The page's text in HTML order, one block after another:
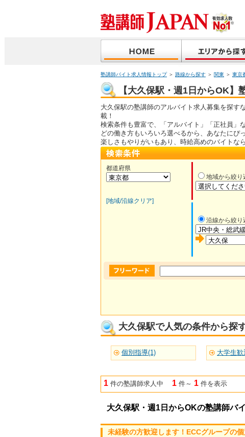
塾講師バイト求人情報トップ＞ 路線から探す ＞ 関東 ＞ 東京
【大久保駅・週1日からOK
大久保駅の塾講師のアルバイト求人募集を探す
載！
検索条件も豊富で、「アルバイト」「正社員」
どの働き方もいろいろ選べるから、あなたにぴ
楽しさもやりがいもあり、時給高めのバイトな
都道府県
[地域/沿線クリア]
地域から絞り
沿線から絞り
大久保駅で人気の条件から探
個別指導(1) 大学生歓
1 件の塾講師求人中 1 件～ 1 件を表示
大久保駅・週1日からOKの塾講師バ
未経験の方歓迎します！ECCグループの個